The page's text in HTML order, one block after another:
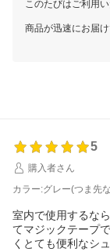
このたびはご利用
商品が迅速にお届
嬉しく思います。
5
購入者さん
カラー:グレー(つま先
室内で使用するな
てマジックテープ
くとても便利なシ